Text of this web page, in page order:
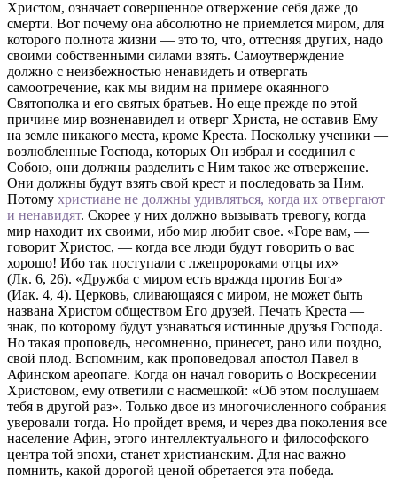
Христом, означает совершенное отвержение себя даже до
смерти. Вот почему она абсолютно не приемлется миром, для
которого полнота жизни — это то, что, оттесняя других, надо
своими собственными силами взять. Самоутверждение
должно с неизбежностью ненавидеть и отвергать
самоотречение, как мы видим на примере окаянного
Святополка и его святых братьев. Но еще прежде по этой
причине мир возненавидел и отверг Христа, не оставив Ему
на земле никакого места, кроме Креста. Поскольку ученики —
возлюбленные Господа, которых Он избрал и соединил с
Собою, они должны разделить с Ним такое же отвержение.
Они должны будут взять свой крест и последовать за Ним.
Потому христиане не должны удивляться, когда их отвергают
и ненавидят. Скорее у них должно вызывать тревогу, когда
мир находит их своими, ибо мир любит свое. «Горе вам, —
говорит Христос, — когда все люди будут говорить о вас
хорошо! Ибо так поступали с лжепророками отцы их»
(Лк. 6, 26). «Дружба с миром есть вражда против Бога»
(Иак. 4, 4). Церковь, сливающаяся с миром, не может быть
названа Христом обществом Его друзей. Печать Креста —
знак, по которому будут узнаваться истинные друзья Господа.
Но такая проповедь, несомненно, принесет, рано или поздно,
свой плод. Вспомним, как проповедовал апостол Павел в
Афинском ареопаге. Когда он начал говорить о Воскресении
Христовом, ему ответили с насмешкой: «Об этом послушаем
тебя в другой раз». Только двое из многочисленного собрания
уверовали тогда. Но пройдет время, и через два поколения все
население Афин, этого интеллектуального и философского
центра той эпохи, станет христианским. Для нас важно
помнить, какой дорогой ценой обретается эта победа.